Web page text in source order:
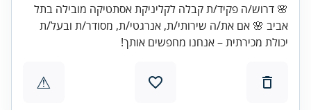
🌸 דרוש/ה פקיד/ת קבלה לקליניקת אסתטיקה מובילה בתל
אביב 🌸 אם את/ה שירותי/ת, אנרגטי/ת, מסודר/ת ובעל/ת
יכולת מכירתית – אנחנו מחפשים אותך!
⚠